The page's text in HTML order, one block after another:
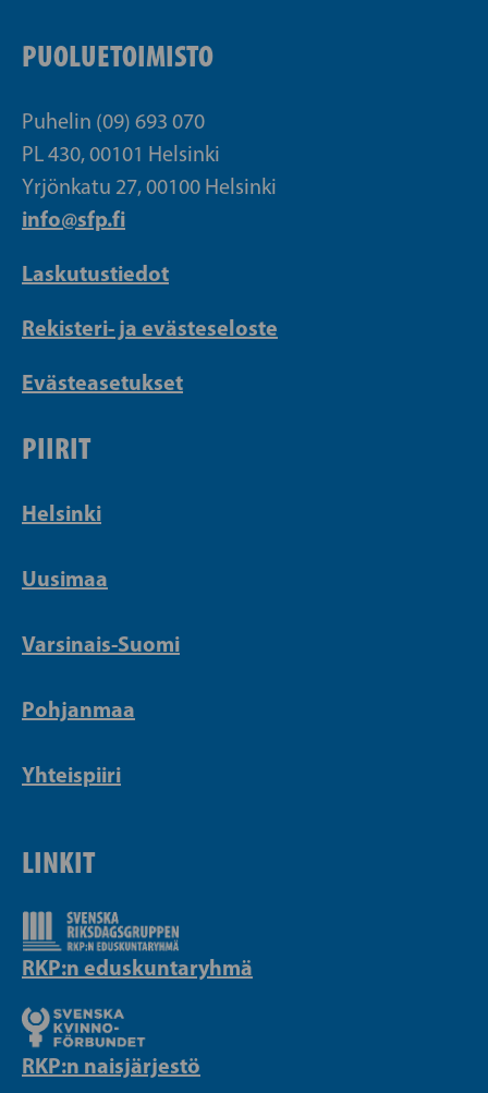
PUOLUETOIMISTO
Puhelin (09) 693 070
PL 430, 00101 Helsinki
Yrjönkatu 27, 00100 Helsinki
info@sfp.fi
Laskutustiedot
Rekisteri- ja evästeseloste
Evästeasetukset
PIIRIT
Helsinki
Uusimaa
Varsinais-Suomi
Pohjanmaa
Yhteispiiri
LINKIT
RKP:n eduskuntaryhmä
RKP:n naisjärjestö